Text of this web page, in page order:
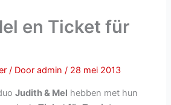
en Ticket für
/ Dooradmin/ 28 mei 2013
Judith & Mel hebben met hun